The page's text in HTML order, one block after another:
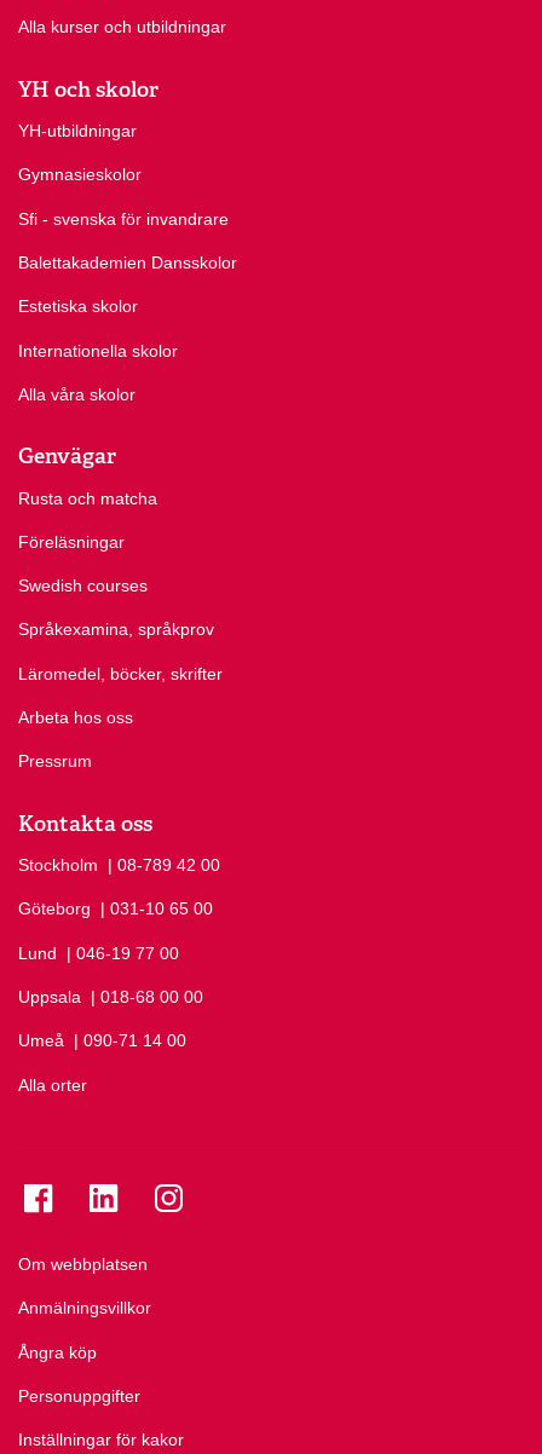
Alla kurser och utbildningar
YH och skolor
YH-utbildningar
Gymnasieskolor
Sfi - svenska för invandrare
Balettakademien Dansskolor
Estetiska skolor
Internationella skolor
Alla våra skolor
Genvägar
Rusta och matcha
Föreläsningar
Swedish courses
Språkexamina, språkprov
Läromedel, böcker, skrifter
Arbeta hos oss
Pressrum
Kontakta oss
Stockholm Ring Stockholm på
| 08-789 42 00
Göteborg Ring Göteborg på
| 031-10 65 00
Lund Ring Lund på
| 046-19 77 00
Uppsala Ring Uppsala på
| 018-68 00 00
Umeå Ring Umeå på
| 090-71 14 00
Alla orter
Om webbplatsen
Anmälningsvillkor
Ångra köp
Personuppgifter
Inställningar för kakor
Se folkuniversitetet på Facebook
Se folkuniversitetet på LinkedIn